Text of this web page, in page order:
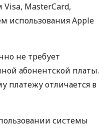
MasterCard,
использования Apple
не требует
абонентской платы.
платежу отличается в
системы